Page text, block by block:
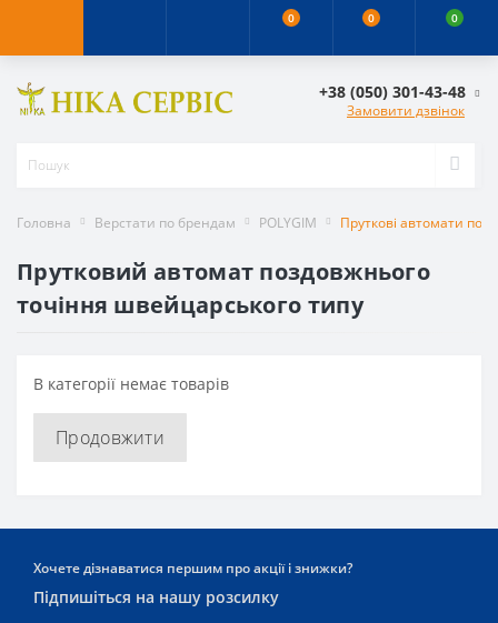
0 0 0
+38 (050) 301-43-48
Замовити дзвінок
Головна Верстати по брендам POLYGIM Пруткові автомати
Прутковий автомат поздовжнього
точіння швейцарського типу
В категорії немає товарів
Продовжити
Хочете дізнаватися першим про акції і знижки?
Підпишіться на нашу розсилку